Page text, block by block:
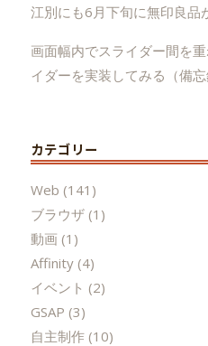
江別にも6月下旬に無印良品
画面幅内でスライダー間を
イダーを実装してみる（備忘
カテゴリー
Web (141)
ブラウザ(1)
動画 (1)
Affinity(4)
イベント (2)
GSAP (3)
自主制作(10)